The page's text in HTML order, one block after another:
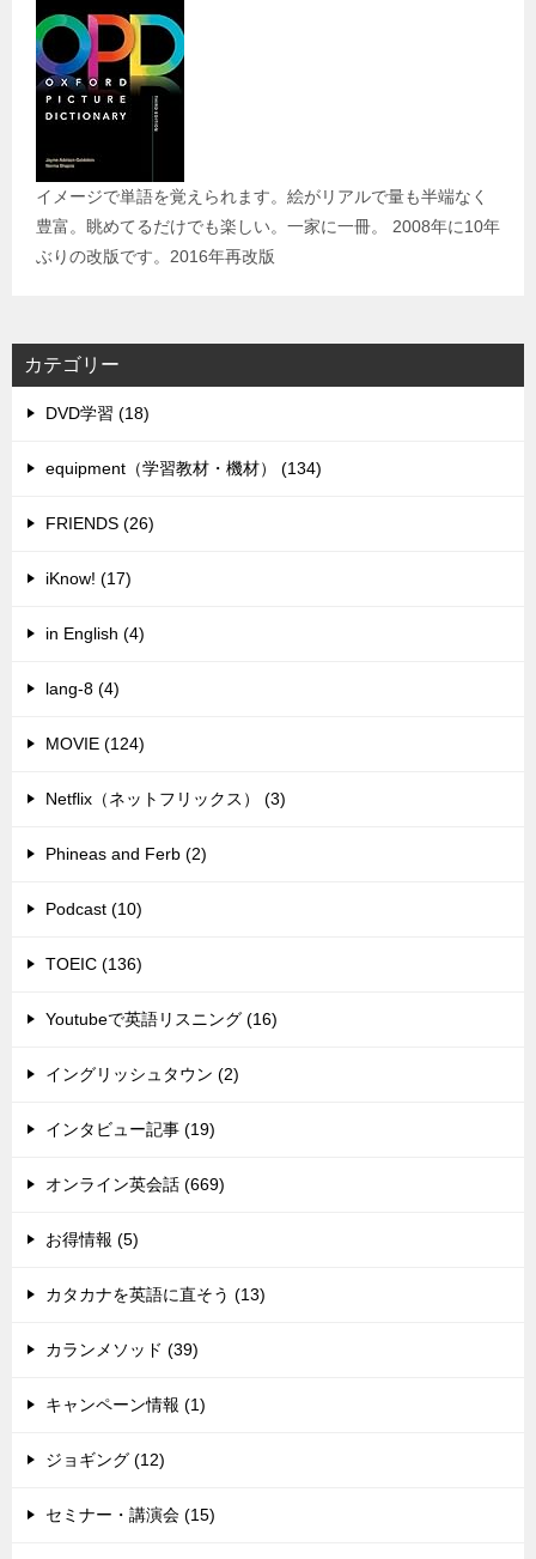
イメージで単語を覚えられます。絵がリアルで量も半端なく
豊富。眺めてるだけでも楽しい。一家に一冊。 2008年に10年
ぶりの改版です。2016年再改版
カテゴリー
DVD学習 (18)
equipment（学習教材・機材） (134)
FRIENDS (26)
iKnow! (17)
in English (4)
lang-8 (4)
MOVIE (124)
Netflix（ネットフリックス） (3)
Phineas and Ferb (2)
Podcast (10)
TOEIC (136)
Youtubeで英語リスニング (16)
イングリッシュタウン (2)
インタビュー記事 (19)
オンライン英会話 (669)
お得情報 (5)
カタカナを英語に直そう (13)
カランメソッド (39)
キャンペーン情報 (1)
ジョギング (12)
セミナー・講演会 (15)